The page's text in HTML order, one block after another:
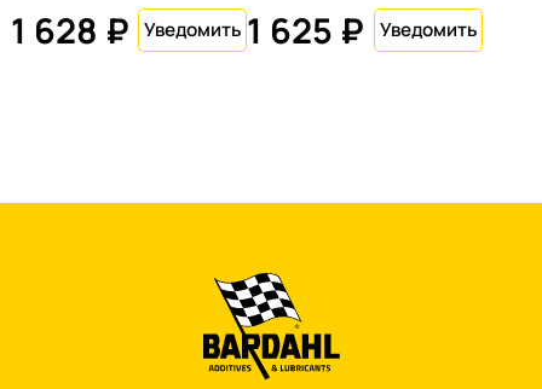
1 628 ₽ 1 625 ₽